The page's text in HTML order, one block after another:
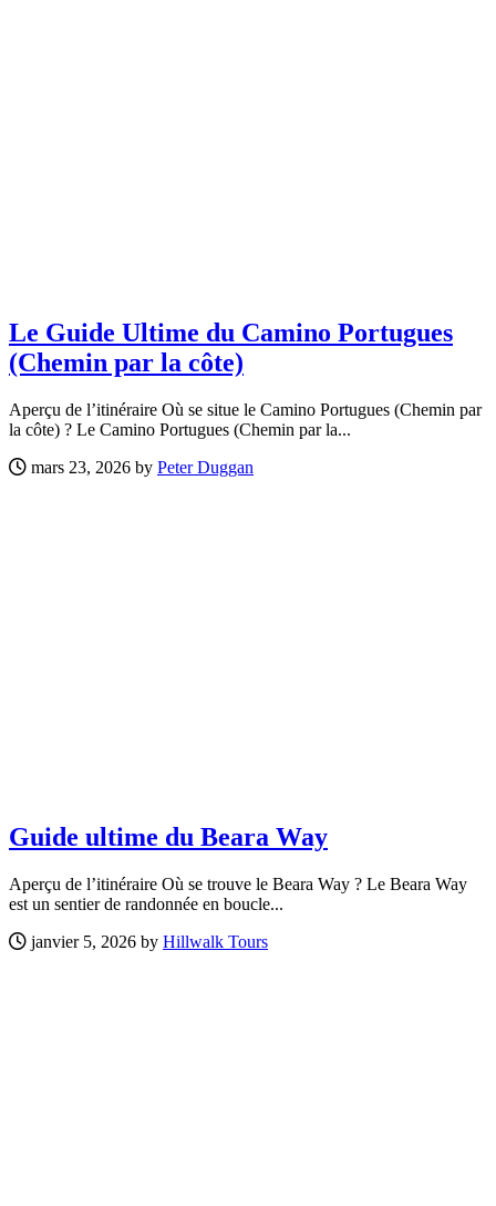
Le Guide Ultime du Camino Portugues
(Chemin par la côte)
Aperçu de l’itinéraire Où se situe le Camino Portugues (Chemin par
la côte) ? Le Camino Portugues (Chemin par la...
mars 23, 2026 by Peter Duggan
Guide ultime du Beara Way
Aperçu de l’itinéraire Où se trouve le Beara Way ? Le Beara Way
est un sentier de randonnée en boucle...
janvier 5, 2026 by Hillwalk Tours